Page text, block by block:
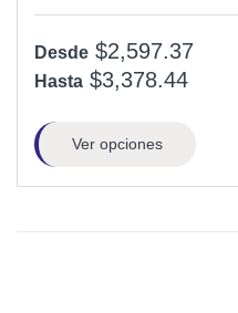
Desde $2,597.37
Hasta $3,378.44
Ver opciones